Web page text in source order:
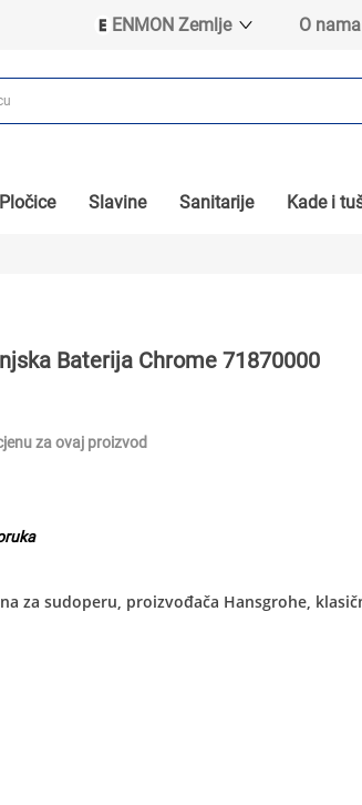
ENMON Zemlje
ENMON BIH
ENMON MKD
O nama
Pločice Slavine Sanitarije Kade i
Baterija Chrome 71870000
za ovaj proizvod
za sudoperu, proizvođača Hansgrohe,